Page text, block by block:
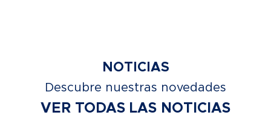
NOTICIAS
Descubre nuestras novedades
VER TODAS LAS NOTICIAS